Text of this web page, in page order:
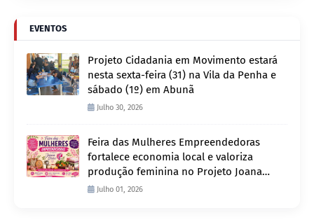
EVENTOS
Projeto Cidadania em Movimento estará
nesta sexta-feira (31) na Vila da Penha e
sábado (1º) em Abunã
Julho 30, 2026
Feira das Mulheres Empreendedoras
fortalece economia local e valoriza
produção feminina no Projeto Joana
D’Arc
Julho 01, 2026